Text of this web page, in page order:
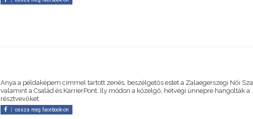
Anya a példaképem címmel tartott zenés, beszélgetős estet a Zalaegerszegi Női
valamint a Család és KarrierPont. Ily módon a közelgő, hétvégi ünnepre hangolták a
résztvevőket.
ossza meg facebook-on